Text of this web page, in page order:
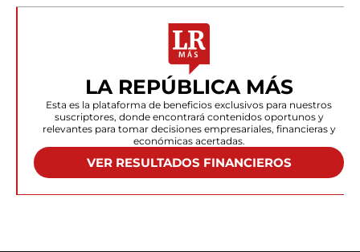
LA REPÚBLICA MÁS
Esta es la plataforma de beneficios exclusivos para nuestros
suscriptores, donde encontrará contenidos oportunos y
relevantes para tomar decisiones empresariales, financieras y
económicas acertadas.
VER RESULTADOS FINANCIEROS